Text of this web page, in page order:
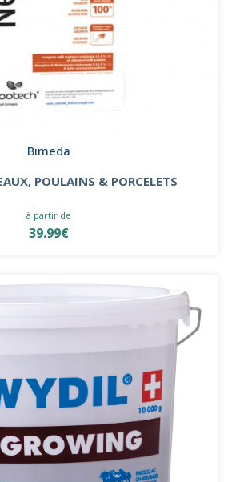
Bimeda
POULAINS & PORCELETS
à partir de
39.99€